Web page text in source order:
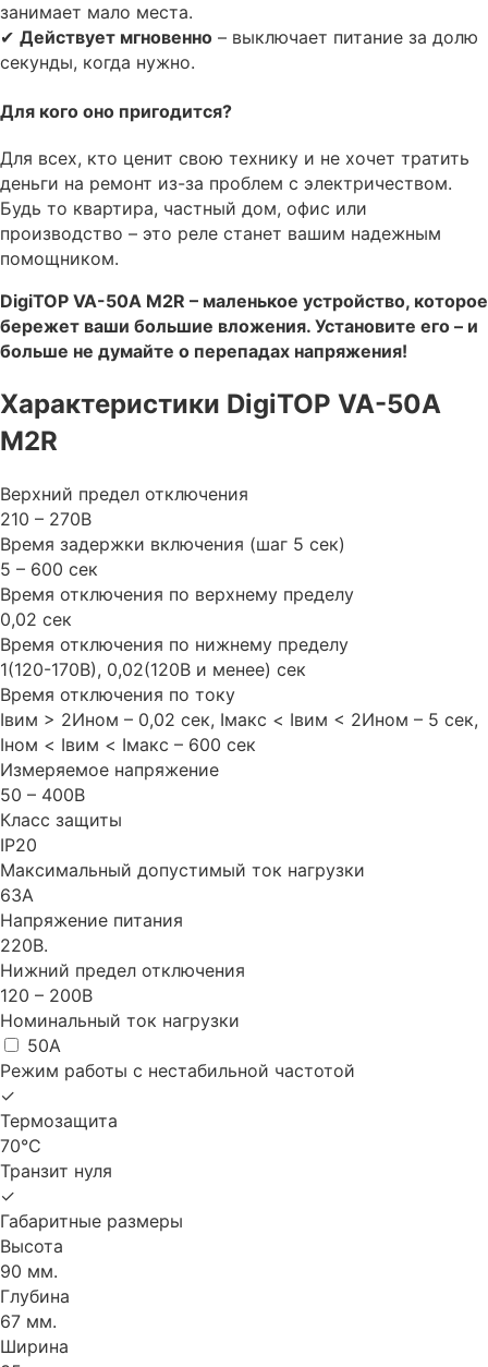
занимает мало места.
✔ Действует мгновенно – выключает питание за долю
секунды, когда нужно.
Для кого оно пригодится?
Для всех, кто ценит свою технику и не хочет тратить
деньги на ремонт из-за проблем с электричеством.
Будь то квартира, частный дом, офис или
производство – это реле станет вашим надежным
помощником.
DigiTOP VA-50A M2R – маленькое устройство, которое
бережет ваши большие вложения. Установите его – и
больше не думайте о перепадах напряжения!
Характеристики DigiTOP VA-50A
M2R
Верхний предел отключения
210 – 270В
Время задержки включения (шаг 5 сек)
5 – 600 сек
Время отключения по верхнему пределу
0,02 сек
Время отключения по нижнему пределу
1(120-170В), 0,02(120В и менее) сек
Время отключения по току
Iвим > 2Ином – 0,02 сек, Iмакс < Iвим < 2Ином – 5 сек,
Iном < Iвим < Iмакс – 600 сек
Измеряемое напряжение
50 – 400B
Класс защиты
IP20
Максимальный допустимый ток нагрузки
63A
Напряжение питания
220В.
Нижний предел отключения
120 – 200В
Номинальный ток нагрузки
50A
Режим работы с нестабильной частотой
✓
Термозащита
70°С
Транзит нуля
✓
Габаритные размеры
Высота
90 мм.
Глубина
67 мм.
Ширина